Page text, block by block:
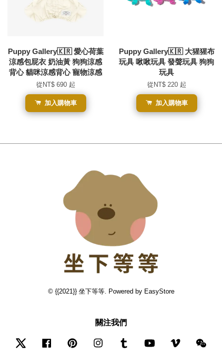
Puppy Gallery🇰🇷 愛心荷葉
涼感包屁衣 奶油黃 狗狗涼感
背心 貓咪涼感背心 寵物涼感
從 NT$ 690 起
加入購物車
Puppy Gallery🇰🇷 大猩猩布
玩具 啾啾玩具 發聲玩具 狗狗
玩具
從 NT$ 220 起
加入購物車
© {{2021}} 坐下等等. Powered by EasyStore
關注我們
Twitter Facebook Pinterest Instagram Tumblr YouTube Vimeo